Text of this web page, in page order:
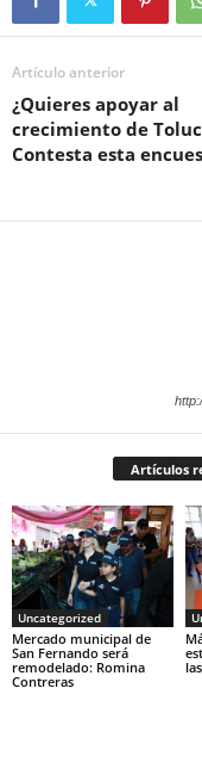
Artículo anterior
¿Quieres apoyar al
crecimiento de
Contesta esta
Artículos
Uncategorized
Mercado municipal de
San Fernando será
remodelado: Romina
Contreras